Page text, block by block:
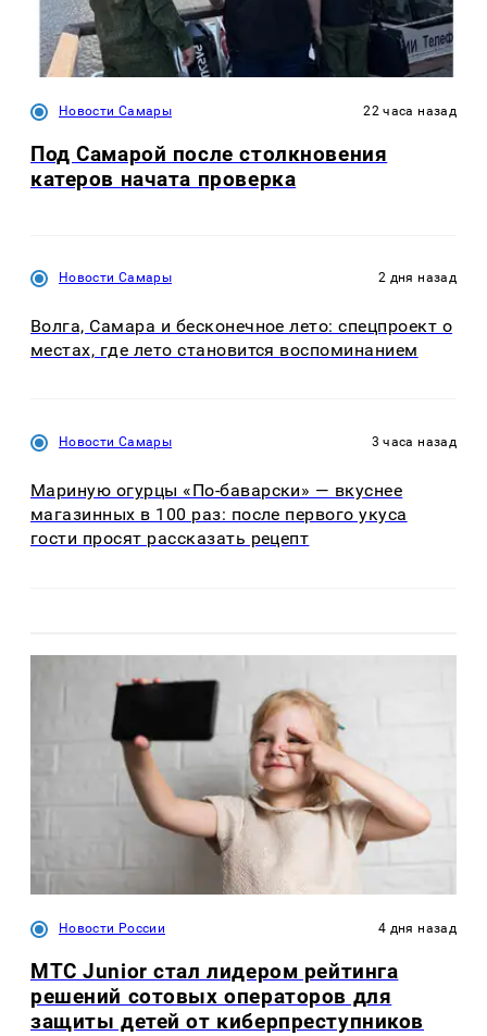
Новости Самары 22 часа назад
Под Самарой после столкновения
катеров начата проверка
Новости Самары 2 дня назад
Волга, Самара и бесконечное лето: спецпроект о
местах, где лето становится воспоминанием
Новости Самары 3 часа назад
Мариную огурцы «По-баварски» — вкуснее
магазинных в 100 раз: после первого укуса
гости просят рассказать рецепт
Новости России 4 дня назад
МТС Junior стал лидером рейтинга
решений сотовых операторов для
защиты детей от киберпреступников